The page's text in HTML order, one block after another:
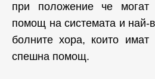
при положение че
помощ на системата и най-
болните хора, които
спешна помощ.